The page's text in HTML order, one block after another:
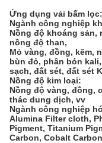
Ứng dụng vải bấm lọc:
Ngành công nghiệp
Nồng độ khoáng sản,
nồng độ than,
Mỏ vàng, đồng, kẽm,
bùn đỏ, phân bón
sạch, đất sét, đất sét
Nồng độ kim loại:
Nồng độ vàng, đồng,
thác dung dịch, vv
Ngành công nghiệp
Alumina Filter cloth,
Pigment, Titanium
Carbon, Cobalt